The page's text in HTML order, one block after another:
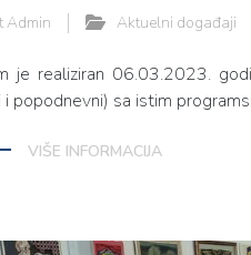
Admin Aktuelni događaji
je realiziran 06.03.2023.
i popodnevni) sa istim
VIŠE INFORMACIJA